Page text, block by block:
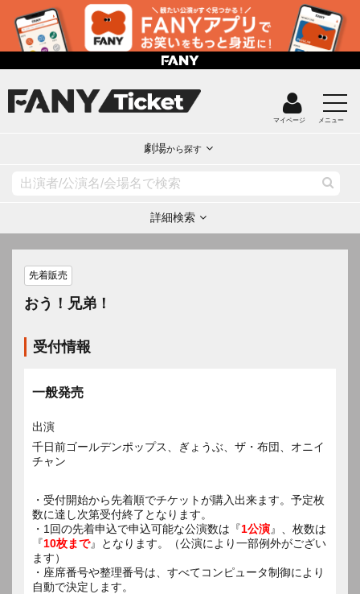
マイページ メニュー
劇場から探す
詳細検索
先着販売
おう！兄弟！
受付情報
一般発売
出演
千日前ゴールデンポップス、ぎょうぶ、ザ・布団、オニイ
チャン
・受付開始から先着順でチケットが購入出来ます。予定枚
数に達し次第受付終了となります。
・1回の先着申込で申込可能な公演数は『1公演』、枚数は
『10枚まで』となります。（公演により一部例外がござい
ます）
・座席番号や整理番号は、すべてコンピュータ制御により
自動で決定します。